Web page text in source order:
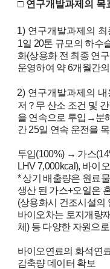
t
s
a
n
d
e
n
g
i
n
e
e
r
□ 연구개발과제의 목
1) 연구개발과제의 최
1일 20톤 규모의 하수
화(상용화 전 최종 연구
운영하여 약6개월간
2) 연구개발과제의 내
저 ？ 무 산소 조건 및
을 연속으로 투입 →분
간25일 연속 운전을
투입(100%) → 가스
LHV 7,000kcal), 바이
*상기 배출량은 원료
생산 된 가스+오일은
(상용화시 건조시설의
바이오차는 토지개량
체 ) 등 다양한 자원으
바이오연료의 화석연
감축량 데이터 확보